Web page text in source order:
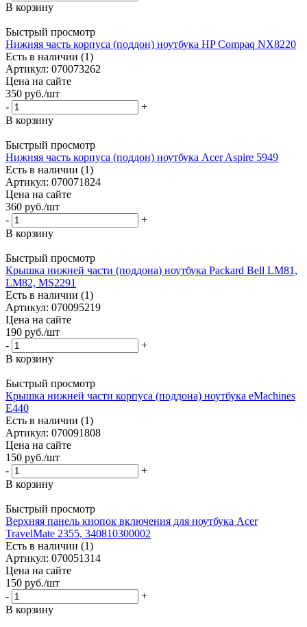
В корзину
Быстрый просмотр
Нижняя часть корпуса (поддон) ноутбука HP Compaq NX8220
Есть в наличии (1)
Артикул: 070073262
Цена на сайте
350 руб./шт
-
+
В корзину
Быстрый просмотр
Нижняя часть корпуса (поддон) ноутбука Acer Aspire 5949
Есть в наличии (1)
Артикул: 070071824
Цена на сайте
360 руб./шт
-
+
В корзину
Быстрый просмотр
Крышка нижней части (поддона) ноутбука Packard Bell LM81,
LM82, MS2291
Есть в наличии (1)
Артикул: 070095219
Цена на сайте
190 руб./шт
-
+
В корзину
Быстрый просмотр
Крышкa нижней части корпуса (поддона) ноутбука eMachines
E440
Есть в наличии (1)
Артикул: 070091808
Цена на сайте
150 руб./шт
-
+
В корзину
Быстрый просмотр
Верхняя панель кнопок включения для ноутбука Acer
TravelMate 2355, 340810300002
Есть в наличии (1)
Артикул: 070051314
Цена на сайте
150 руб./шт
-
+
В корзину